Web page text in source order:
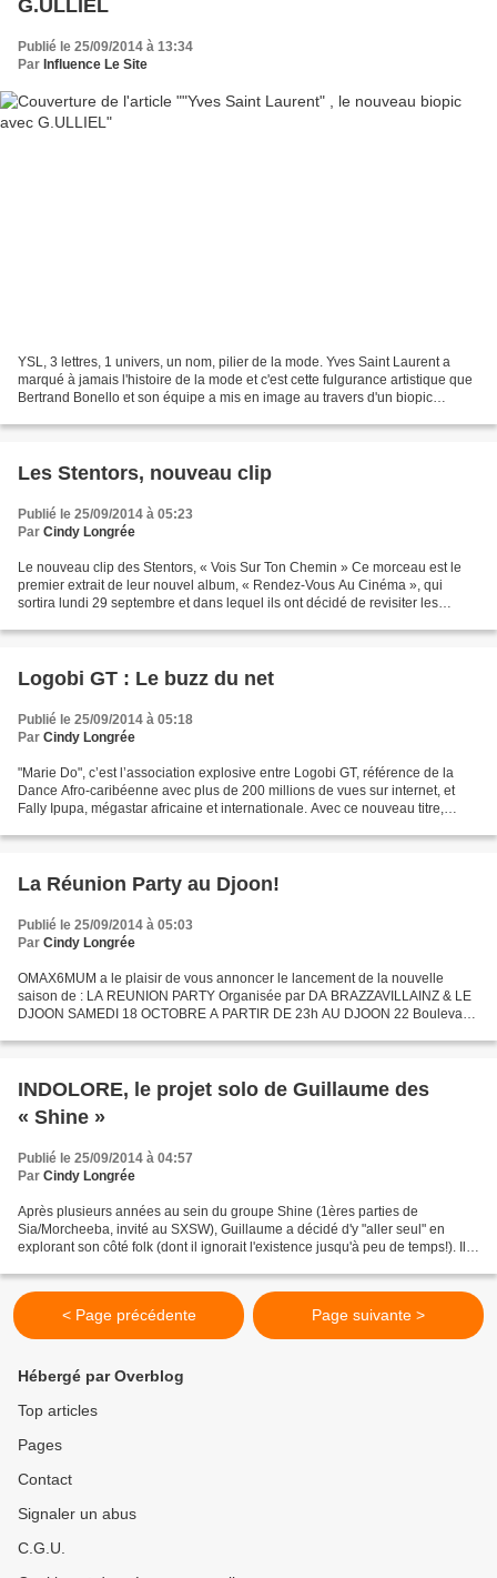
G.ULLIEL
Publié le 25/09/2014 à 13:34
Par Influence Le Site
YSL, 3 lettres, 1 univers, un nom, pilier de la mode. Yves Saint Laurent a
marqué à jamais l'histoire de la mode et c'est cette fulgurance artistique que
Bertrand Bonello et son équipe a mis en image au travers d'un biopic
Les Stentors, nouveau clip
Publié le 25/09/2014 à 05:23
Par Cindy Longrée
Le nouveau clip des Stentors, « Vois Sur Ton Chemin » Ce morceau est le
premier extrait de leur nouvel album, « Rendez-Vous Au Cinéma », qui
sortira lundi 29 septembre et dans lequel ils ont décidé de revisiter les
Logobi GT : Le buzz du net
Publié le 25/09/2014 à 05:18
Par Cindy Longrée
"Marie Do", c’est l’association explosive entre Logobi GT, référence de la
Dance Afro-caribéenne avec plus de 200 millions de vues sur internet, et
Fally Ipupa, mégastar africaine et internationale. Avec ce nouveau titre,
La Réunion Party au Djoon!
Publié le 25/09/2014 à 05:03
Par Cindy Longrée
OMAX6MUM a le plaisir de vous annoncer le lancement de la nouvelle
saison de : LA REUNION PARTY Organisée par DA BRAZZAVILLAINZ & LE
DJOON SAMEDI 18 OCTOBRE A PARTIR DE 23h AU DJOON 22 Boulevard
INDOLORE, le projet solo de Guillaume des
« Shine »
Publié le 25/09/2014 à 04:57
Par Cindy Longrée
Après plusieurs années au sein du groupe Shine (1ères parties de
Sia/Morcheeba, invité au SXSW), Guillaume a décidé d'y "aller seul" en
explorant son côté folk (dont il ignorait l'existence jusqu'à peu de temps!). Il
< Page précédente Page suivante >
Hébergé par Overblog
Top articles
Pages
Contact
Signaler un abus
C.G.U.